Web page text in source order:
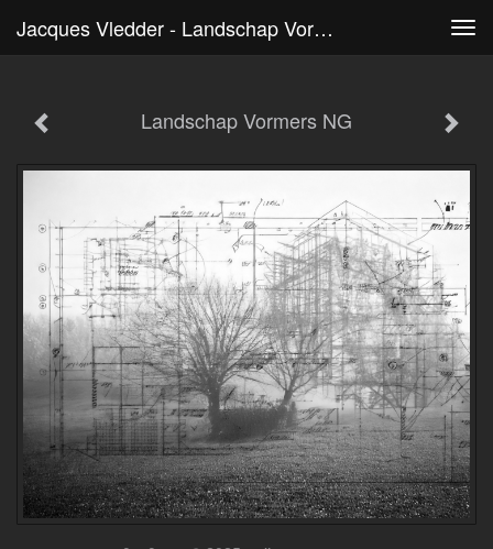
Jacques Vledder - Landschap Vormers NG
Landschap Vormers NG